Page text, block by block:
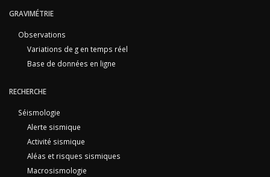
GRAVIMÉTRIE
Observations
Variations de g en temps réel
Base de données en ligne
RECHERCHE
Séismologie
Alerte sismique
Activité sismique
Aléas et risques sismiques
Macrosismologie